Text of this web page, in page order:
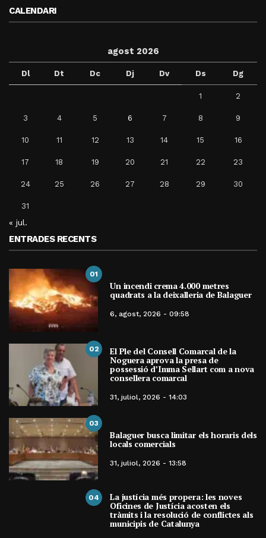
CALENDARI
agost 2026
Dl Dt Dc Dj Dv Ds Dg
1 2
3 4 5 6 7 8 9
10 11 12 13 14 15 16
17 18 19 20 21 22 23
24 25 26 27 28 29 30
31
« jul.
ENTRADES RECENTS
01
Un incendi crema 4.000 metres
quadrats a la deixalleria de Balaguer
6, agost, 2026 - 09:58
02 El Ple del Consell Comarcal de la
Noguera aprova la presa de
possessió d’Imma Sellart com a nova
consellera comarcal
31, juliol, 2026 - 14:03
03
Balaguer busca limitar els horaris dels
locals comercials
31, juliol, 2026 - 13:58
04 La justícia més propera: les noves
Oficines de Justícia acosten els
tràmits i la resolució de conflictes als
municipis de Catalunya